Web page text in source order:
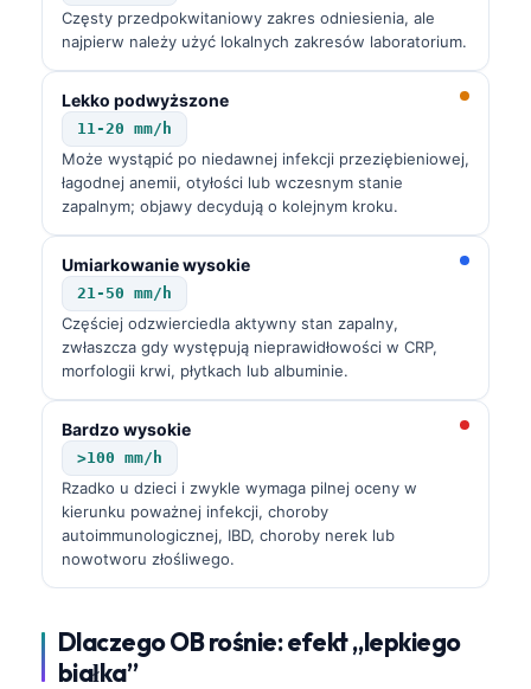
Częsty przedpokwitaniowy zakres odniesienia, ale
najpierw należy użyć lokalnych zakresów laboratorium.
Lekko podwyższone
11-20 mm/h
Może wystąpić po niedawnej infekcji przeziębieniowej,
łagodnej anemii, otyłości lub wczesnym stanie
zapalnym; objawy decydują o kolejnym kroku.
Umiarkowanie wysokie
21-50 mm/h
Częściej odzwierciedla aktywny stan zapalny,
zwłaszcza gdy występują nieprawidłowości w CRP,
morfologii krwi, płytkach lub albuminie.
Bardzo wysokie
>100 mm/h
Rzadko u dzieci i zwykle wymaga pilnej oceny w
kierunku poważnej infekcji, choroby
autoimmunologicznej, IBD, choroby nerek lub
nowotworu złośliwego.
Dlaczego OB rośnie: efekt „lepkiego
białka”